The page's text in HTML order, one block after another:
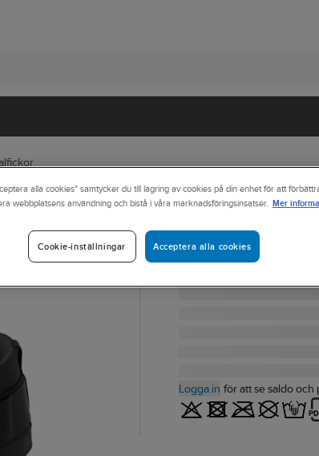
HELLY HANSEN
Verktygsbälte
VERKTYGSBÄLTE HH
Artikelnr: 27334785
Logga in för att se saldo och
alla cookies" samtycker du till lagring av cookies på din enhet för att
webbplatsens användning och bistå i våra marknadsföringsinsatser. Mer
Acceptera alla cookies
Cookie-inställningar